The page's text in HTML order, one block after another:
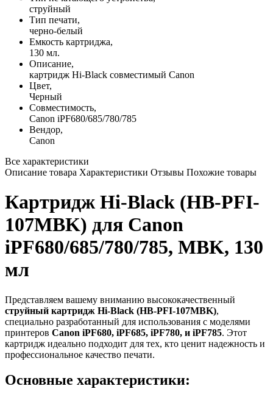
струйный
Тип печати,
черно-белый
Емкость картриджа,
130 мл.
Описание,
картридж Hi-Black совместимый Canon
Цвет,
Черный
Совместимость,
Canon iPF680/685/780/785
Вендор,
Canon
Все характеристики
Описание товара Характеристики Отзывы Похожие товары
Картридж Hi-Black (HB-PFI-
107MBK) для Canon
iPF680/685/780/785, MBK, 130
мл
Представляем вашему вниманию высококачественный
струйный картридж Hi-Black (HB-PFI-107MBK),
специально разработанный для использования с моделями
принтеров Canon iPF680, iPF685, iPF780, и iPF785. Этот
картридж идеально подходит для тех, кто ценит надежность и
профессиональное качество печати.
Основные характеристики: